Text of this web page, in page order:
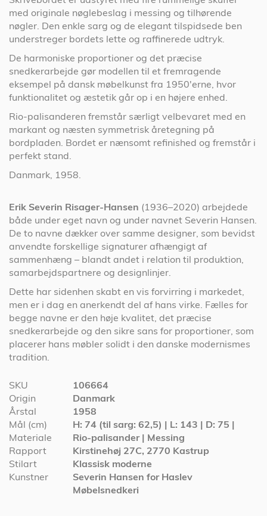
med originale nøglebeslag i messing og tilhørende
nøgler. Den enkle sarg og de elegant tilspidsede ben
understreger bordets lette og raffinerede udtryk.
De harmoniske proportioner og det præcise
snedkerarbejde gør modellen til et fremragende
eksempel på dansk møbelkunst fra 1950'erne, hvor
funktionalitet og æstetik går op i en højere enhed.
Rio-palisanderen fremstår særligt velbevaret med en
markant og næsten symmetrisk åretegning på
bordpladen. Bordet er nænsomt refinished og fremstår i
perfekt stand.
Danmark, 1958.
Erik Severin Risager-Hansen (1936–2020) arbejdede
både under eget navn og under navnet Severin Hansen.
De to navne dækker over samme designer, som bevidst
anvendte forskellige signaturer afhængigt af
sammenhæng – blandt andet i relation til produktion,
samarbejdspartnere og designlinjer.
Dette har sidenhen skabt en vis forvirring i markedet,
men er i dag en anerkendt del af hans virke. Fælles for
begge navne er den høje kvalitet, det præcise
snedkerarbejde og den sikre sans for proportioner, som
placerer hans møbler solidt i den danske modernismes
tradition.
Specifikationer
SKU
106664
Origin
Danmark
Årstal
1958
Mål (cm)
H: 74 (til sarg: 62,5) | L: 143 | D: 75 |
Materiale
Rio-palisander | Messing
Rapport
Kirstinehøj 27C, 2770 Kastrup
Stilart
Klassisk moderne
Kunstner
Severin Hansen for Haslev
Møbelsnedkeri